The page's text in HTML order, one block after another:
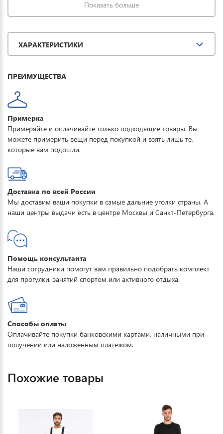
защиту одежды от проникновения влаги, что обеспечивает до 8
часов катания в условиях мокрого снега. Купить горнолыжные
комфортного отдыха на горных лыжах.
Показать больше
ХАРАКТЕРИСТИКИ
ПРЕИМУЩЕСТВА
Примерка
Примеряйте и оплачивайте только подходящие товары. Вы
можете примерить вещи перед покупкой и взять лишь те,
которые вам подошли.
Доставка по всей России
Мы доставим ваши покупки в самые дальние уголки страны. А
наши центры выдачи есть в центре Москвы и Санкт-Петербурга.
Помощь консультанта
Наши сотрудники помогут вам правильно подобрать комплект
для прогулки, занятий спортом или активного отдыха.
Способы оплаты
Оплачивайте покупки банковскими картами, наличными при
получении или наложенным платежом.
Похожие товары